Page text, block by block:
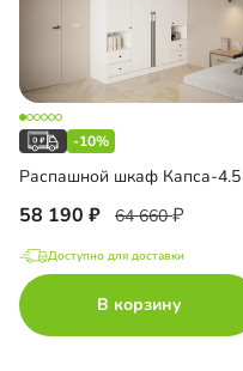
-10%
58 190 64 660
Доступно для доставки
В корзину